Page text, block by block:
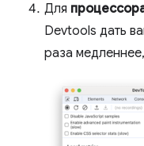
Для
Devtools дать
раза